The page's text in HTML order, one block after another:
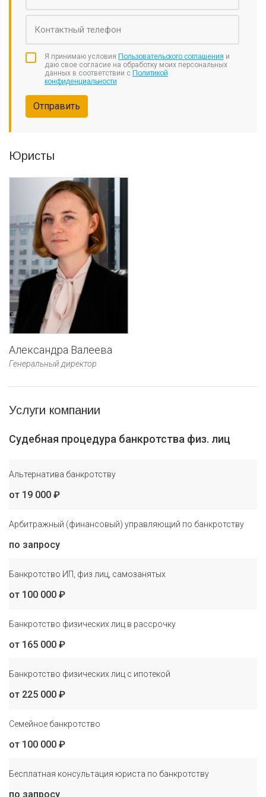
Я принимаю условия Пользовательского соглашения и
даю свое согласие на обработку моих персональных
данных в соответствии с Политикой
конфиденциальности
Отправить
Юристы
Александра Валеева
Генеральный директор
Услуги компании
Судебная процедура банкротства физ. лиц
Альтернатива банкротству
от 19 000 ₽
Арбитражный (финансовый) управляющий по банкротству
по запросу
Банкротство ИП, физ лиц, самозанятых
от 100 000 ₽
Банкротство физических лиц в рассрочку
от 165 000 ₽
Банкротство физических лиц с ипотекой
от 225 000 ₽
Семейное банкротство
от 100 000 ₽
Бесплатная консультация юриста по банкротству
по запросу